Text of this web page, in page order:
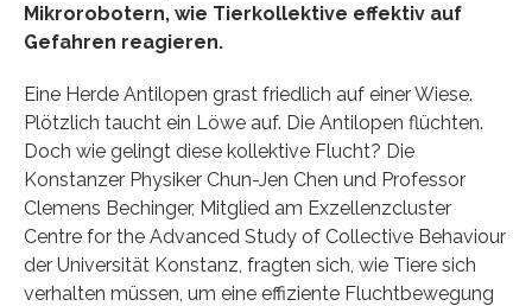
Mikrorobotern, wie Tierkollektive effektiv auf
Gefahren reagieren.
Eine Herde Antilopen grast friedlich auf einer Wiese.
Plötzlich taucht ein Löwe auf. Die Antilopen flüchten.
Doch wie gelingt diese kollektive Flucht? Die
Konstanzer Physiker Chun-Jen Chen und Professor
Clemens Bechinger, Mitglied am Exzellenzcluster
Centre for the Advanced Study of Collective Behaviour
der Universität Konstanz, fragten sich, wie Tiere sich
verhalten müssen, um eine effiziente Fluchtbewegung